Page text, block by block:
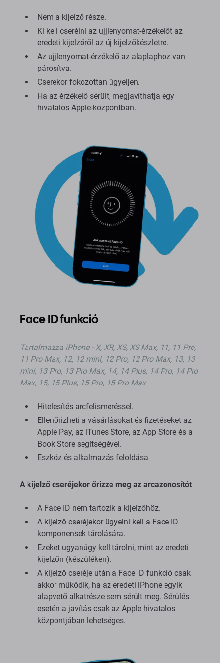
Nem a kijelző része.
Ki kell cserélni az ujjlenyomat-érzékelőt az
eredeti kijelzőről az új kijelzőkészletre.
Az ujjlenyomat-érzékelő az alaplaphoz van
párosítva.
Cserekor fokozottan ügyeljen.
Ha az érzékelő sérült, megjavíthatja egy
hivatalos Apple-központban.
Face ID funkció
Tartalmazza iPhone - X, XR, XS, XS Max, 11, 11 Pro,
11 Pro Max, 12, 12 mini, 12 Pro, 12 Pro Max, 13, 13
mini, 13 Pro, 13 Pro Max, 14, 14 Plus, 14 Pro, 14 Pro
Max, 15, 15 Plus, 15 Pro, 15 Pro Max
Hitelesítés arcfelismeréssel.
Ellenőrizheti a vásárlásokat és fizetéseket az
Apple Pay, az iTunes Store, az App Store és a
Book Store segítségével.
Eszköz és alkalmazás feloldása
A kijelző cseréjekor őrizze meg az arcazonosítót
A Face ID nem tartozik a kijelzőhöz.
A kijelző cseréjekor ügyelni kell a Face ID
komponensek tárolására.
Ezeket ugyanúgy kell tárolni, mint az eredeti
kijelzőn (készüléken).
A kijelző cseréje után a Face ID funkció csak
akkor működik, ha az eredeti iPhone egyik
alapvető alkatrésze sem sérült meg. Sérülés
esetén a javítás csak az Apple hivatalos
központjában lehetséges.